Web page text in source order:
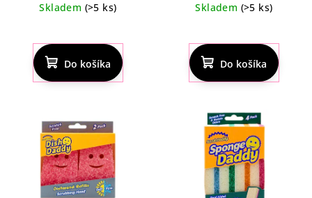
Skladem (>5 ks)
hodnotenie
produktu
je
5,0
hviezdičiek.
Do košíka
Skladem (>5 ks)
hodnotenie
produktu
je
4,5
5
hviezdičiek.
Do košíka